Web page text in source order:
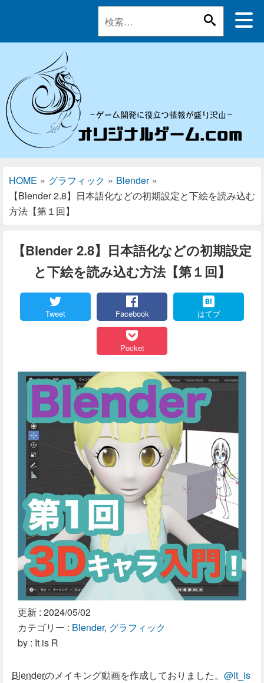
HOME » グラフィック » Blender »
【Blender 2.8】日本語化などの初期設定と下絵を読み込む
方法【第１回】
【Blender 2.8】日本語化などの初期設定
と下絵を読み込む方法【第１回】
Tweet Facebook はてブ
Pocket
更新 : 2024/05/02
カテゴリー : Blender, グラフィック
by : It is R
Blenderのメイキング動画を作成しておりました。 @It_is